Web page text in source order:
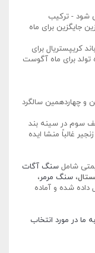
شود - ترکیب
جایگزین برای ماه
کریپستریال برای
برای ماه آگوست
و چهاردهمین سالگرد
سوم در سینه بند
غالباً منشا ایده
شامل سنگ آگات
، سنگ مرمر،
شده و آماده
ما در مورد انتخاب